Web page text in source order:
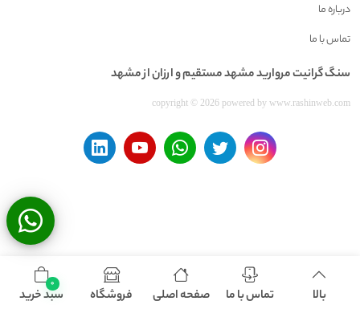
بالا تماس با ما صفحه اصلی فروشگاه
0
سبد خرید
درباره ما
تماس با ما
سنگ گرانيت مرواريد مشهد مستقیم و ارزان از مشهد
copyright © 2026 powered by www.rashinweb.com